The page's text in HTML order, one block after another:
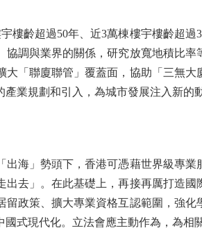
齡超過50年、近3萬棟樓宇樓齡超過
調與業界的關係，研究放寬地積比
「聯廈聯管」覆蓋面，協助「三無
業規劃和引入，為城市發展注入新的
」勢頭下，香港可憑藉世界級專業
去」。在此基礎上，再接再厲打造
政策、擴大專業資格互認範圍，強
式現代化。立法會應主動作為，為相